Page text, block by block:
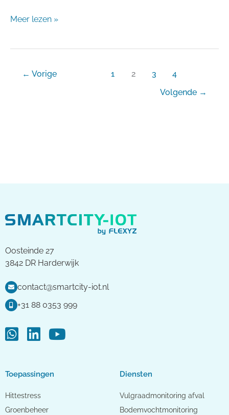
Meer lezen »
← Vorige 1 2 3
4
Volgende →
Oosteinde 27
3842 DR Harderwijk
contact@smartcity-iot.nl
+31 88 0353 999
Toepassingen
Hittestress
Groenbeheer
Diensten
Vulgraadmonitoring afval
Bodemvochtmonitoring